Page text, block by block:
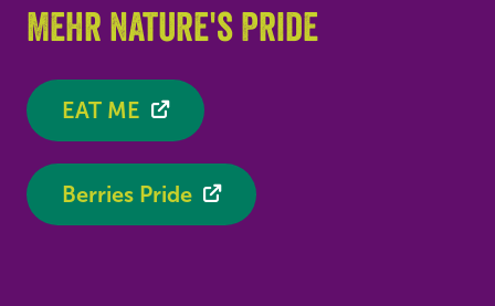
Mehr Nature's Pride
EAT ME
Berries Pride